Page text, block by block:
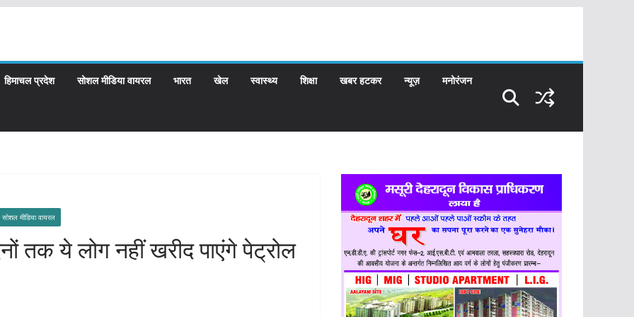
हिमाचल प्रदेश सोशल मीडिया वायरल भारत खेल स्वास्थ्य शिक्षा खबर हटकर न्यूज़ मनोरंजन
सोशल मीडिया वायरल
तक ये लोग नहीं खरीद पाएंगे पेट्रोल